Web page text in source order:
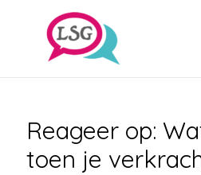
Reageer op:
toen je